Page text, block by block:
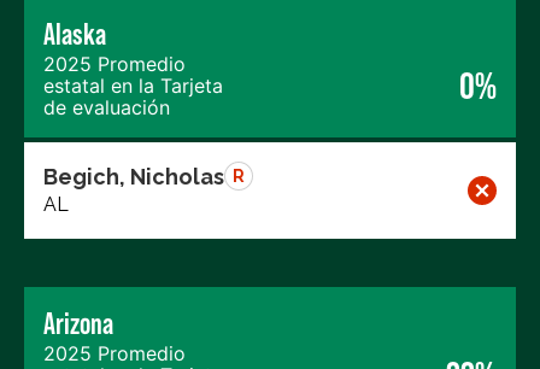
Alaska
2025 Promedio
estatal en la Tarjeta
de evaluación
0%
Begich, Nicholas R
AL
Arizona
2025 Promedio